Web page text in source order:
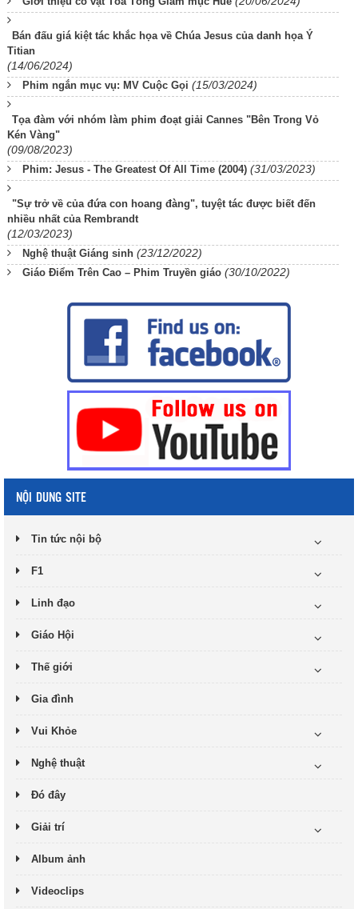
Bán đấu giá kiệt tác khắc họa về Chúa Jesus của danh họa Ý
Titian
(14/06/2024)
Phim ngắn mục vụ: MV Cuộc Gọi (15/03/2024)
Tọa đàm với nhóm làm phim đoạt giải Cannes "Bên Trong Vỏ
Kén Vàng"
(09/08/2023)
Phim: Jesus - The Greatest Of All Time (2004) (31/03/2023)
"Sự trở về của đứa con hoang đàng", tuyệt tác được biết đến
nhiều nhất của Rembrandt
(12/03/2023)
Nghệ thuật Giáng sinh (23/12/2022)
Giáo Điểm Trên Cao – Phim Truyền giáo (30/10/2022)
NỘI DUNG SITE
Tin tức nội bộ
F1
Linh đạo
Giáo Hội
Thế giới
Gia đình
Vui Khỏe
Nghệ thuật
Đó đây
Giải trí
Album ảnh
Videoclips